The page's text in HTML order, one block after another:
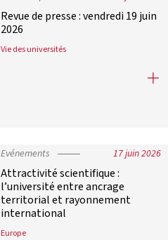
Revue de presse : vendredi 19 juin
2026
Vie des universités
Revue de presse : vendredi 19 juin
Evénements 17 juin 2026
Attractivité scientifique :
l’université entre ancrage
territorial et rayonnement
international
Europe